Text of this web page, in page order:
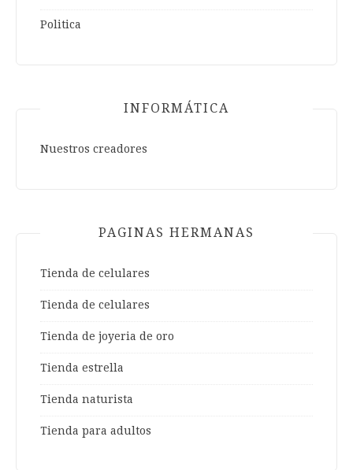
Politica
INFORMÁTICA
Nuestros creadores
PAGINAS HERMANAS
Tienda de celulares
Tienda de celulares
Tienda de joyeria de oro
Tienda estrella
Tienda naturista
Tienda para adultos